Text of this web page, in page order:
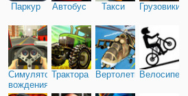
Паркур Автобус Такси Грузовики
Симулятор
вождения
Трактора ВертолетыВелосипед